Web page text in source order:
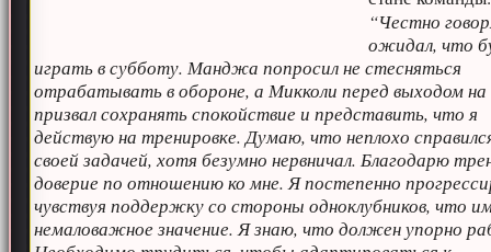
“Честно
ожидал, что
играть в субботу. Манджа попросил не стесняться
отрабатывать в обороне, а Микколи перед выходом на
призвал сохранять спокойствие и представить, что я
действую на тренировке. Думаю, что неплохо
своей задачей, хотя безумно нервничал. Благодарю
доверие по отношению ко мне. Я постепенно
чувствуя поддержку со стороны одноклубников, что
немаловажное значение. Я знаю, что должен упорно